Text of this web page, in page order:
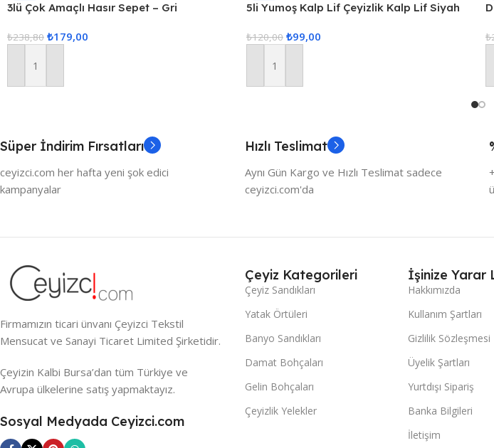
3lü Çok Amaçlı Hasır Sepet – Gri
₺238,80 ₺179,00
Sepete Ekle
5li Yumoş Kalp Lif Çeyizlik Kalp Lif Siyah
₺120,00 ₺99,00
Sepete Ekle
₺
Süper İndirim Fırsatları
ceyizci.com her hafta yeni şok edici
kampanyalar
Hızlı Teslimat
Aynı Gün Kargo ve Hızlı Teslimat sadece
ceyizci.com'da
Firmamızın ticari ünvanı Çeyizci Tekstil
Mensucat ve Sanayi Ticaret Limited Şirketidir.
Çeyizin Kalbi Bursa’dan tüm Türkiye ve
Avrupa ülkelerine satış yapmaktayız.
Sosyal Medyada Ceyizci.com
Çeyiz Kategorileri
Çeyiz Sandıkları
Yatak Örtüleri
Banyo Sandıkları
Damat Bohçaları
Gelin Bohçaları
Çeyizlik Yelekler
İşinize Yarar
Hakkımızda
Kullanım Şartları
Gizlilik Sözleşmesi
Üyelik Şartları
Yurtdışı Sipariş
Banka Bilgileri
İletişim